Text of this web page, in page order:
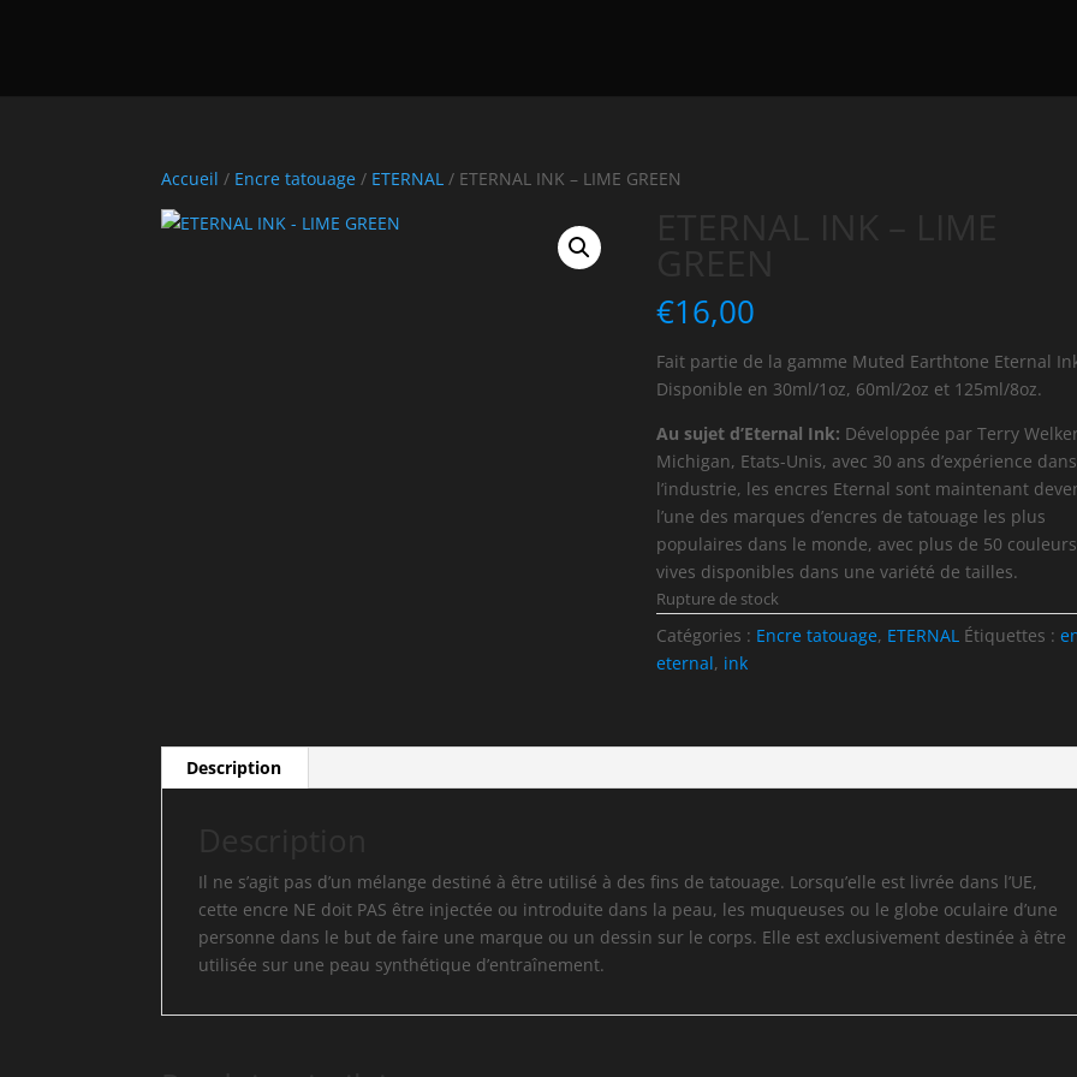
Accueil / Encre tatouage / ETERNAL / ETERNAL INK – LIME GREEN
€16,00
Fait partie de la gamme Muted Earthtone Eternal
Disponible en 30ml/1oz, 60ml/2oz et 125ml/8oz.
Au sujet d’Eternal Ink: Développée par Terry
Michigan, Etats-Unis, avec 30 ans d’expérience dans
l’industrie, les encres Eternal sont maintenant
l’une des marques d’encres de tatouage les plus
populaires dans le monde, avec plus de 50 couleurs
vives disponibles dans une variété de tailles.
Rupture de stock
Catégories : Encre tatouage, ETERNAL Étiquettes :
eternal, ink
Description
Il ne s’agit pas d’un mélange destiné à être utilisé à des fins de tatouage. Lorsqu’elle est livrée dans l’UE,
cette encre NE doit PAS être injectée ou introduite dans la peau, les muqueuses ou le globe oculaire d’une
personne dans le but de faire une marque ou un dessin sur le corps. Elle est exclusivement destinée à être
utilisée sur une peau synthétique d’entraînement.